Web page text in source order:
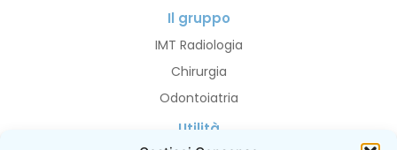
Il gruppo
IMT Radiologia
Chirurgia
Odontoiatria
Utilità